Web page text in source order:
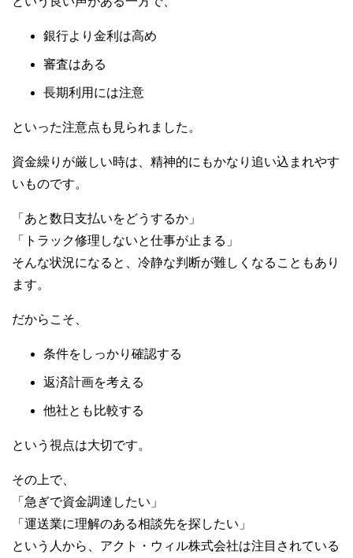
銀行より金利は高め
審査はある
長期利用には注意
といった注意点も見られました。
資金繰りが厳しい時は、精神的にもかなり追い込まれやす
いものです。
「あと数日支払いをどうするか」
「トラック修理しないと仕事が止まる」
そんな状況になると、冷静な判断が難しくなることもあり
ます。
だからこそ、
条件をしっかり確認する
返済計画を考える
他社とも比較する
という視点は大切です。
その上で、
「急ぎで資金調達したい」
「運送業に理解のある相談先を探したい」
という人から、アクト・ウィル株式会社は注目されている